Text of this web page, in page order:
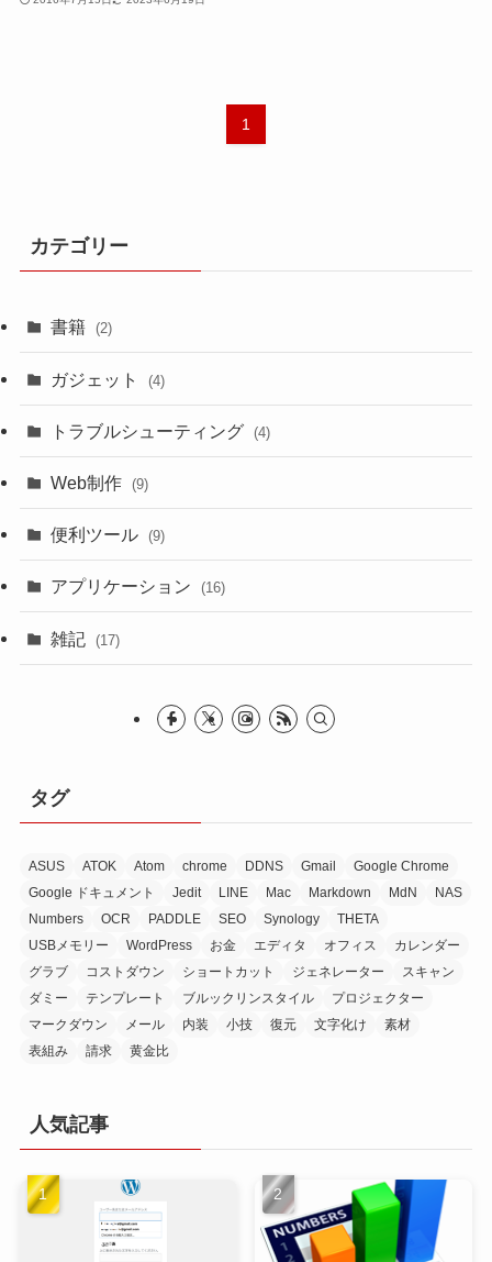
1
カテゴリー
書籍 (2)
ガジェット (4)
トラブルシューティング (4)
Web制作 (9)
便利ツール (9)
アプリケーション (16)
雑記 (17)
タグ
ASUS ATOK Atom chrome DDNS Gmail
Google Chrome
Google ドキュメント
Jedit LINE Mac Markdown MdN
NAS
Numbers
OCR PADDLE SEO Synology
THETA
USBメモリー
WordPress お金 エディタ オフィス
カレンダー
グラブ
コストダウン ショートカット ジェネレーター
スキャン
ダミー
テンプレート ブルックリンスタイル
プロジェクター
マークダウン
メール 内装 小技 復元 文字化け
素材
表組み
請求 黄金比
人気記事